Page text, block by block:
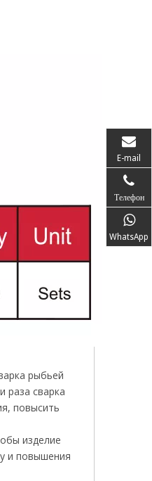
рыбьей
раза сварка
повысить
изделие
и повышения
E-mail
Телефон
WhatsApp